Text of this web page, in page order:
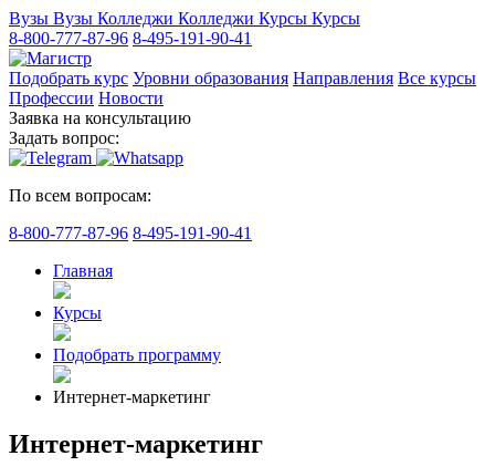
Вузы Вузы Колледжи Колледжи Курсы Курсы
8-800-777-87-96 8-495-191-90-41
Подобрать курс Уровни образования Направления Все курсы
Профессии Новости
Заявка на консультацию
Задать вопрос:
По всем вопросам:
8-800-777-87-96 8-495-191-90-41
Главная
Курсы
Подобрать программу
Интернет-маркетинг
Интернет-маркетинг